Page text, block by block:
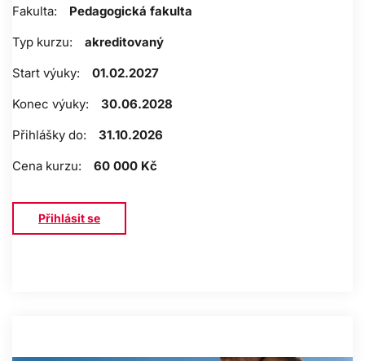
Fakulta:
Pedagogická fakulta
Typ kurzu:
akreditovaný
Start výuky:
01.02.2027
Konec výuky:
30.06.2028
Přihlášky do:
31.10.2026
Cena kurzu:
60 000 Kč
Přihlásit se